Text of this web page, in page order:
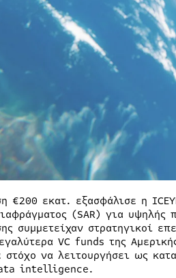
€200 εκατ. εξασφάλισε η
(SAR) για υψηλής
συμμετείχαν στρατηγικοί
VC funds της
στόχο να λειτουργήσει ως
intelligence.